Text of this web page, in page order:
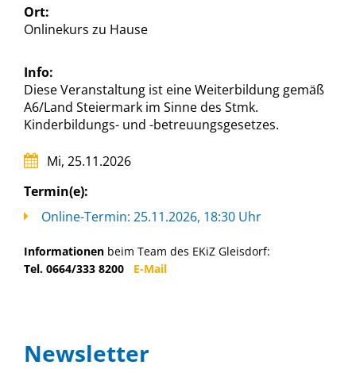
Newsletter
Ort:
Onlinekurs zu Hause
Info:
Diese Veranstaltung ist eine Weiterbildung gemäß
A6/Land Steiermark im Sinne des Stmk.
Kinderbildungs- und -betreuungsgesetzes.
Mi, 25.11.2026
Termin(e):
Online-Termin: 25.11.2026, 18:30 Uhr
Informationen beim Team des EKiZ Gleisdorf:
Tel. 0664/333 8200 E-Mail